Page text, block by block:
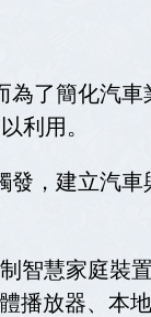
為了簡化汽車
利用。
，建立汽車
智慧家庭裝
播放器、本